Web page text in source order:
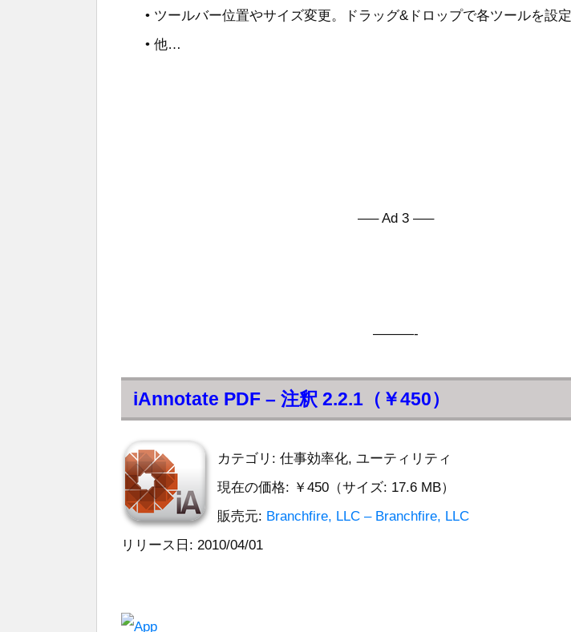
• ツールバー位置やサイズ変更。ドラッグ&ドロップで各ツールを設定
• 他…
—– Ad 3 —–
———-
iAnnotate PDF – 注釈 2.2.1（￥450）
カテゴリ: 仕事効率化, ユーティリティ
現在の価格: ￥450（サイズ: 17.6 MB）
販売元: Branchfire, LLC – Branchfire, LLC
リリース日: 2010/04/01